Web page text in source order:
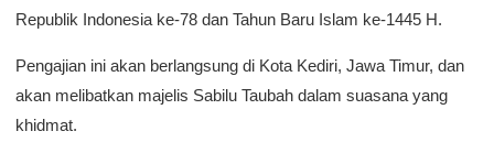
Republik Indonesia ke-78 dan Tahun Baru Islam ke-1445 H.
Pengajian ini akan berlangsung di Kota Kediri, Jawa Timur, dan
akan melibatkan majelis Sabilu Taubah dalam suasana yang
khidmat.